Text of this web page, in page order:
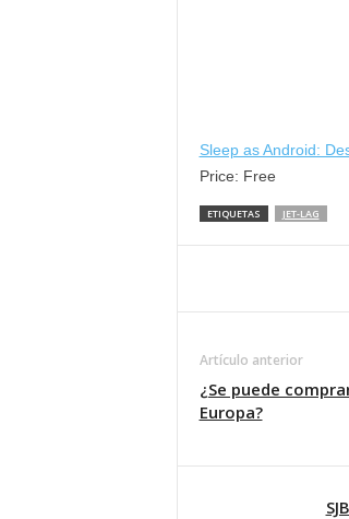
Sleep as Android:
Price: Free
ETIQUETAS JET-LAG
Artículo anterior
¿Se puede
Europa?